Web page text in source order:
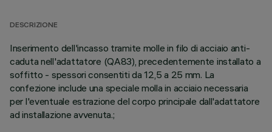
DESCRIZIONE
Inserimento dell'incasso tramite molle in filo di acciaio anti-
caduta nell'adattatore (QA83), precedentemente installato a
soffitto - spessori consentiti da 12,5 a 25 mm. La
confezione include una speciale molla in acciaio necessaria
per l'eventuale estrazione del corpo principale dall'adattatore
ad installazione avvenuta.;